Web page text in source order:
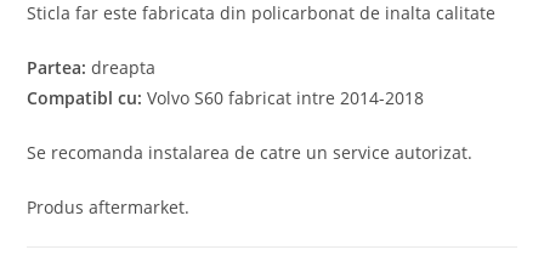
Sticla far este fabricata din policarbonat de inalta calitate
Partea: dreapta
Compatibl cu: Volvo S60 fabricat intre 2014-2018
Se recomanda instalarea de catre un service autorizat.
Produs aftermarket.